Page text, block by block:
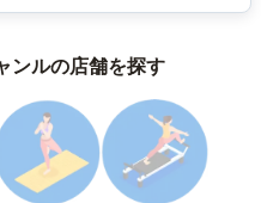
ンルの店舗を探す